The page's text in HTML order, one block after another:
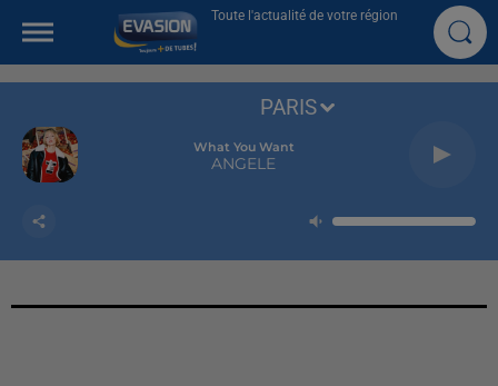
Toute l'actualité de votre région
What You Want
ANGELE
PARIS